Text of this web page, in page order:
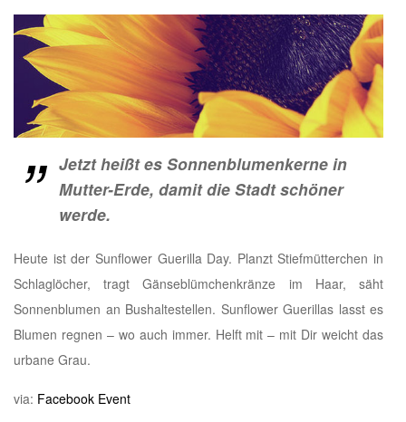
Jetzt heißt es Sonnenblumenkerne in
Mutter-Erde, damit die Stadt schöner
werde.
Heute ist der Sunflower Guerilla Day. Planzt Stiefmütterchen in
Schlaglöcher, tragt Gänseblümchenkränze im Haar, säht
Sonnenblumen an Bushaltestellen. Sunflower Guerillas lasst es
Blumen regnen – wo auch immer. Helft mit – mit Dir weicht das
urbane Grau.
via: Facebook Event